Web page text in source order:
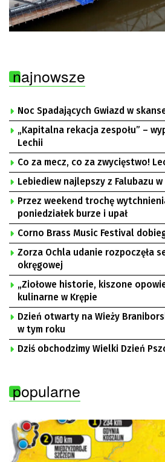
najnowsze
Noc Spadających Gwiazd w
„Kapitalna rekacja zespołu” –
Lechii
Co za mecz, co za zwycięstwo!
Lebiediew najlepszy z Falubazu w
Przez weekend trochę
poniedziałek burze i upał
Corno Brass Music Festival
Zorza Ochla udanie rozpoczęła
okręgowej
„Ziołowe historie, kiszone
kulinarne w Krępie
Dzień otwarty na Wieży
w tym roku
Dziś obchodzimy Wielki Dzień
popularne